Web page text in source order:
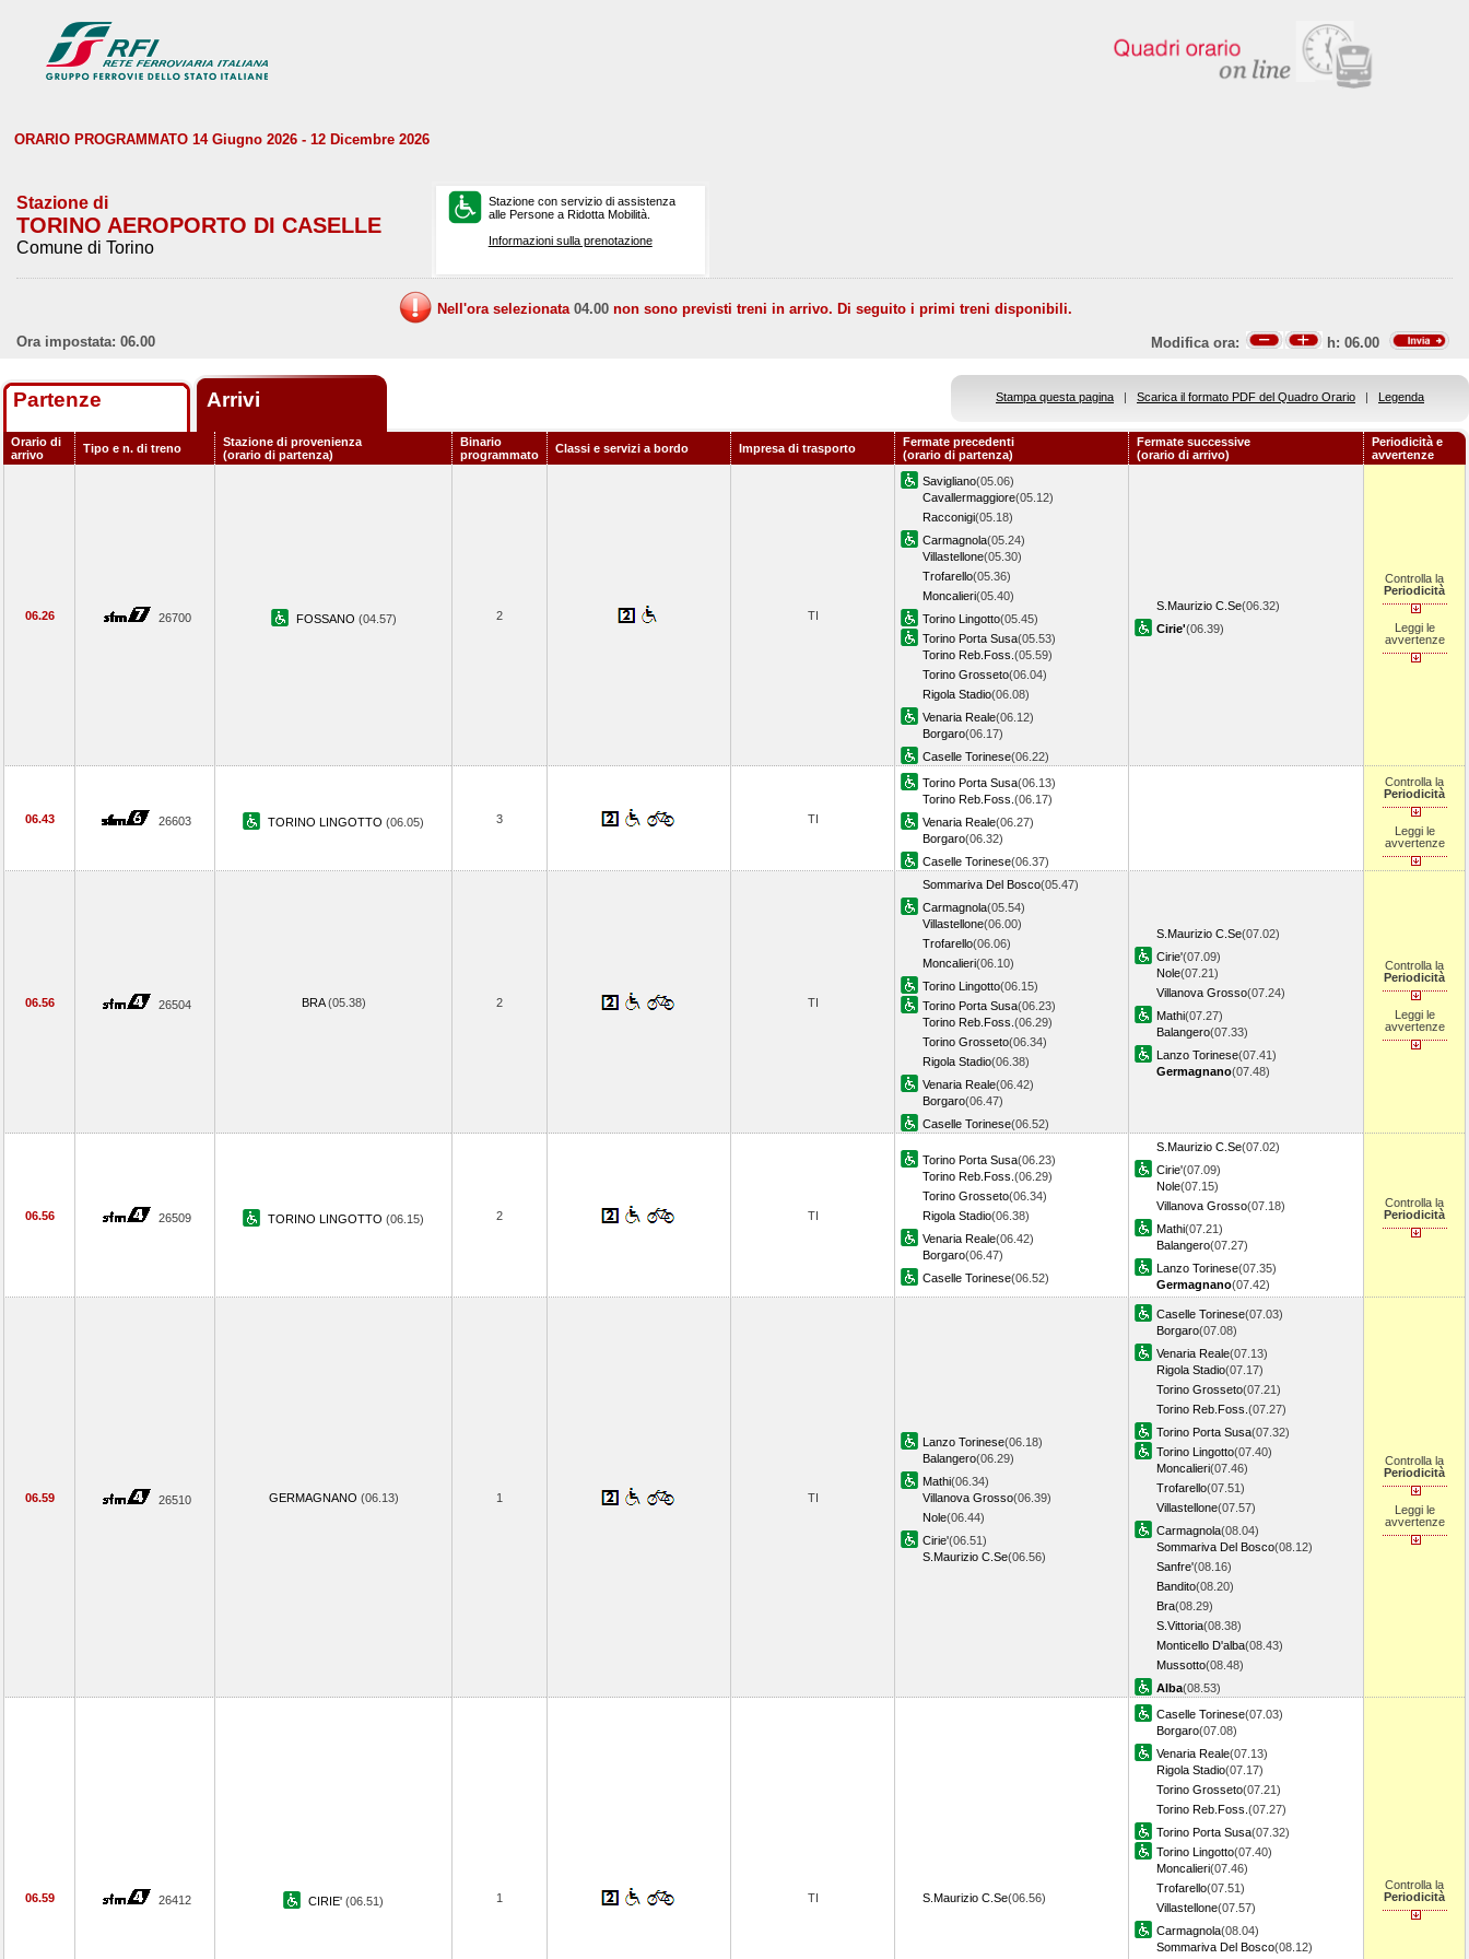
ORARIO PROGRAMMATO 14 Giugno 2026 - 12 Dicembre 2026
Stazione di
TORINO AEROPORTO DI CASELLE
Comune di Torino
Stazione con servizio di assistenza
alle Persone a Ridotta Mobilità.
Informazioni sulla prenotazione
Nell'ora selezionata 04.00 non sono previsti treni in arrivo. Di seguito i primi treni disponibili.
Ora impostata: 06.00
Modifica ora: h: 06.00
Partenze Arrivi Stampa questa pagina | Scarica il formato PDF del Quadro Orario | Legenda
Orario di
arrivo
Tipo e n. di treno
Stazione di provenienza
(orario di partenza)
Binario
programmato
Classi e servizi a bordo Impresa di trasporto
Fermate precedenti
(orario di partenza)
Fermate successive
(orario di arrivo)
Periodicità e
avvertenze
06.26 26700 FOSSANO (04.57) 2 TI
Savigliano(05.06)
Cavallermaggiore(05.12)
Racconigi(05.18)
Carmagnola(05.24)
Villastellone(05.30)
Trofarello(05.36)
Moncalieri(05.40)
Torino Lingotto(05.45)
Torino Porta Susa(05.53)
Torino Reb.Foss. (05.59)
Torino Grosseto(06.04)
Rigola Stadio(06.08)
Venaria Reale(06.12)
Borgaro(06.17)
Caselle Torinese(06.22)
S.Maurizio C.Se(06.32)
Cirie'(06.39)
Controlla la
Periodicità
Leggi le
avvertenze
06.43 26603 TORINO LINGOTTO (06.05) 3 TI
Torino Porta Susa(06.13)
Torino Reb.Foss. (06.17)
Venaria Reale(06.27)
Borgaro(06.32)
Caselle Torinese(06.37)
Controlla la
Periodicità
Leggi le
avvertenze
06.56 26504 BRA(05.38) 2 TI
Sommariva Del Bosco(05.47)
Carmagnola(05.54)
Villastellone(06.00)
Trofarello(06.06)
Moncalieri(06.10)
Torino Lingotto(06.15)
Torino Porta Susa(06.23)
Torino Reb.Foss. (06.29)
Torino Grosseto(06.34)
Rigola Stadio(06.38)
Venaria Reale(06.42)
Borgaro(06.47)
Caselle Torinese(06.52)
S.Maurizio C.Se(07.02)
Cirie'(07.09)
Nole(07.21)
Villanova Grosso(07.24)
Mathi(07.27)
Balangero(07.33)
Lanzo Torinese(07.41)
Germagnano(07.48)
Controlla la
Periodicità
Leggi le
avvertenze
06.56 26509 TORINO LINGOTTO (06.15) 2 TI
Torino Porta Susa(06.23)
Torino Reb.Foss. (06.29)
Torino Grosseto(06.34)
Rigola Stadio(06.38)
Venaria Reale(06.42)
Borgaro(06.47)
Caselle Torinese(06.52)
S.Maurizio C.Se(07.02)
Cirie'(07.09)
Nole(07.15)
Villanova Grosso(07.18)
Mathi(07.21)
Balangero(07.27)
Lanzo Torinese(07.35)
Germagnano(07.42)
Controlla la
Periodicità
06.59 26510 GERMAGNANO (06.13) 1 TI
Lanzo Torinese(06.18)
Balangero(06.29)
Mathi(06.34)
Villanova Grosso(06.39)
Nole(06.44)
Cirie'(06.51)
S.Maurizio C.Se(06.56)
Caselle Torinese(07.03)
Borgaro(07.08)
Venaria Reale(07.13)
Rigola Stadio(07.17)
Torino Grosseto(07.21)
Torino Reb.Foss. (07.27)
Torino Porta Susa(07.32)
Torino Lingotto(07.40)
Moncalieri(07.46)
Trofarello(07.51)
Villastellone(07.57)
Carmagnola(08.04)
Sommariva Del Bosco(08.12)
Sanfre'(08.16)
Bandito(08.20)
Bra(08.29)
S.Vittoria(08.38)
Monticello D'alba(08.43)
Mussotto(08.48)
Alba(08.53)
Controlla la
Periodicità
Leggi le
avvertenze
06.59 26412 CIRIE' (06.51) 1 TI S.Maurizio C.Se(06.56)
Caselle Torinese(07.03)
Borgaro(07.08)
Venaria Reale(07.13)
Rigola Stadio(07.17)
Torino Grosseto(07.21)
Torino Reb.Foss. (07.27)
Torino Porta Susa(07.32)
Torino Lingotto(07.40)
Moncalieri(07.46)
Trofarello(07.51)
Villastellone(07.57)
Carmagnola(08.04)
Sommariva Del Bosco(08.12)
Controlla la
Periodicità